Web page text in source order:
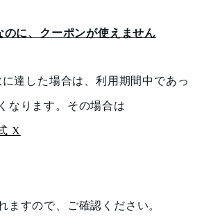
のに、クーポンが使えません
達した場合は、利用期間中であっ
なります。 その場合は
X
ますので、ご確認ください。